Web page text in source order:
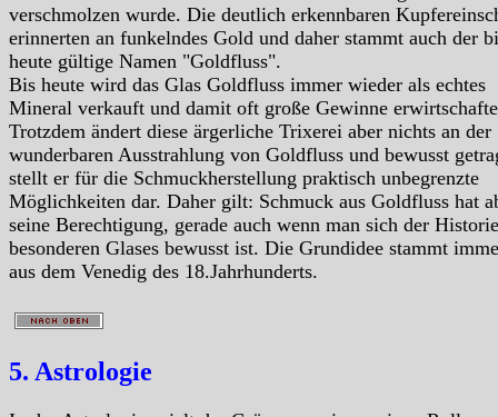
verschmolzen wurde. Die deutlich erkennbaren
erinnerten an funkelndes Gold und daher stammt auch der
heute gültige Namen "Goldfluss".
Bis heute wird das Glas Goldfluss immer wieder als echtes
Mineral verkauft und damit oft große Gewinne
Trotzdem ändert diese ärgerliche Trixerei aber nichts an der
wunderbaren Ausstrahlung von Goldfluss und bewusst
stellt er für die Schmuckherstellung praktisch unbegrenzte
Möglichkeiten dar. Daher gilt: Schmuck aus Goldfluss hat
seine Berechtigung, gerade auch wenn man sich der
besonderen Glases bewusst ist. Die Grundidee stammt
aus dem Venedig des 18.Jahrhunderts.
5. Astrologie